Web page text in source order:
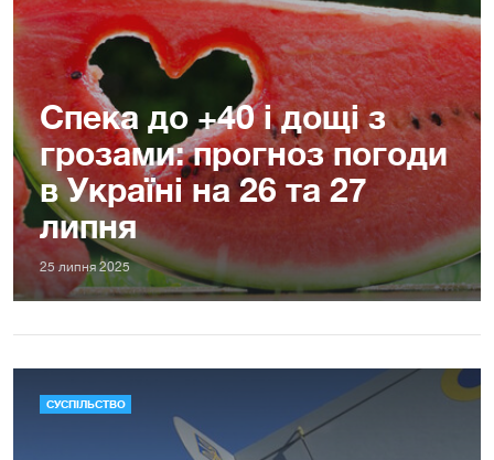
Спека до +40 і дощі з
грозами: прогноз погоди
в Україні на 26 та 27
липня
25 липня 2025
СУСПІЛЬСТВО